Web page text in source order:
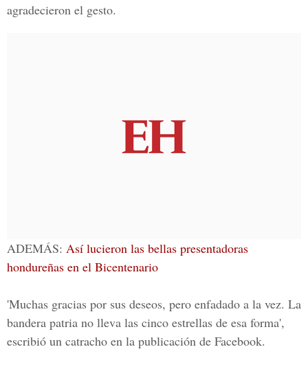
agradecieron el gesto.
ADEMÁS: Así lucieron las bellas presentadoras
hondureñas en el Bicentenario
'Muchas gracias por sus deseos, pero enfadado a la vez. La
bandera patria no lleva las cinco estrellas de esa forma',
escribió un catracho en la publicación de Facebook.